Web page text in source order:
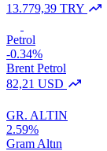
13.779,39 TRY
Petrol
-0.34%
Brent Petrol
82,21 USD
GR. ALTIN
2.59%
Gram Altın